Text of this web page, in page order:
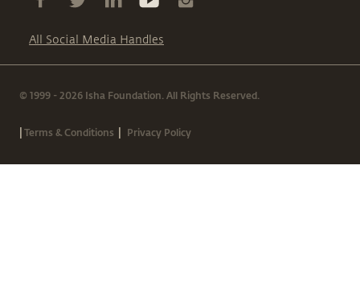
All Social Media Handles
© 1999 - 2026 Isha Foundation. All Rights Reserved.
|Terms & Conditions | Privacy Policy